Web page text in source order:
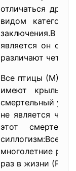
отличаться
видом
заключения.В
является он
различают
Все птицы (М)
имеют крылья
смертельный
не является
этот
силлогизм:Все
многолетние
раз в жизни (Р)